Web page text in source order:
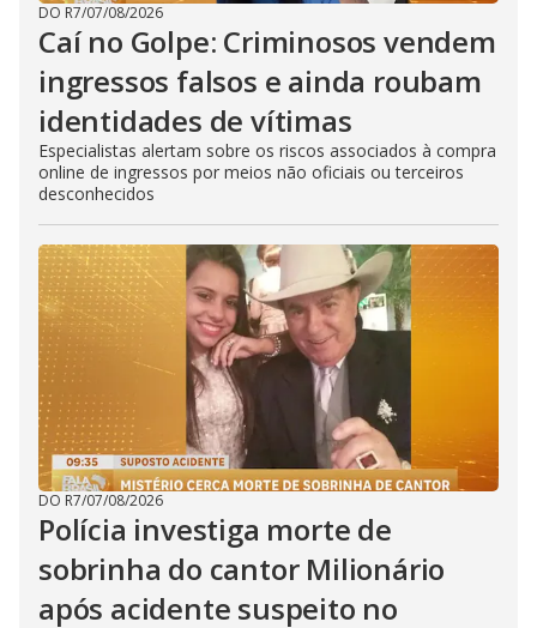
DO R7/07/08/2026
Caí no Golpe: Criminosos vendem
ingressos falsos e ainda roubam
identidades de vítimas
Especialistas alertam sobre os riscos associados à compra
online de ingressos por meios não oficiais ou terceiros
desconhecidos
DO R7/07/08/2026
Polícia investiga morte de
sobrinha do cantor Milionário
após acidente suspeito no